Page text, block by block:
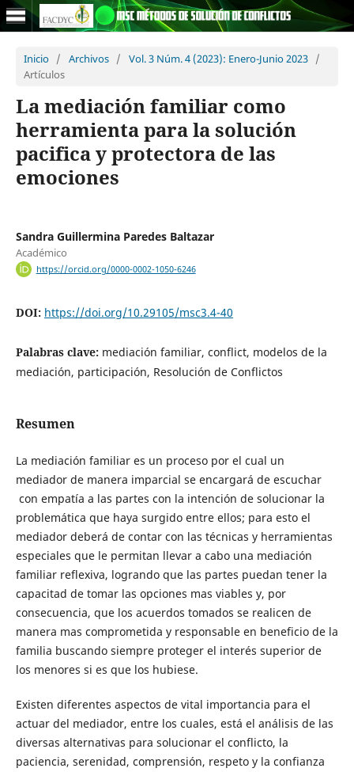
Inicio / Archivos / Vol. 3 Núm. 4 (2023): Enero-Junio 2023 /
Artículos
La mediación familiar como
herramienta para la solución
pacifica y protectora de las
emociones
Sandra Guillermina Paredes Baltazar
Académico
https://orcid.org/0000-0002-1050-6246
DOI: https://doi.org/10.29105/msc3.4-40
Palabras clave: mediación familiar, conflict, modelos de la
mediación, participación, Resolución de Conflictos
Resumen
La mediación familiar es un proceso por el cual un
mediador de manera imparcial se encargará de escuchar
con empatía a las partes con la intención de solucionar la
problemática que haya surgido entre ellos; para esto el
mediador deberá de contar con las técnicas y herramientas
especiales que le permitan llevar a cabo una mediación
familiar reflexiva, logrando que las partes puedan tener la
capacitad de tomar las opciones mas viables y, por
consecuencia, que los acuerdos tomados se realicen de
manera mas comprometida y responsable en beneficio de la
familia buscando siempre proteger el interés superior de
los menores si es que los hubiese.
Existen diferentes aspectos de vital importancia para el
actuar del mediador, entre los cuales, está el análisis de las
diversas alternativas para solucionar el conflicto, la
paciencia, serenidad, comprensión, respeto y la confianza